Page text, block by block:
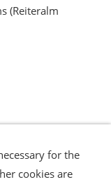
(Reiteralm
for the
cookies are